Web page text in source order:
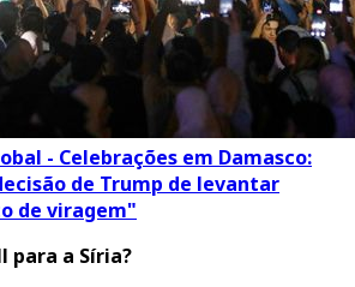
- Celebrações em Damasco:
de Trump de levantar
de viragem"
para a Síria?